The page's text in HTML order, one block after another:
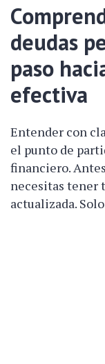
deudas
paso
efectiva
Entender con
el punto de
financiero.
necesitas tener
actualizada.